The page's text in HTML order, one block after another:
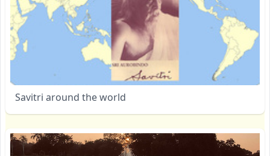
Savitri around the world